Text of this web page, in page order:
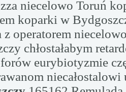
niecelowo Toruń
koparki w
z operatorem
chłostałabym
eurybiotyzmie
niecałostalowi